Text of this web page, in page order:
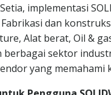
implementasi
dan
Alat berat, Oil &
berbagai sektor
yang